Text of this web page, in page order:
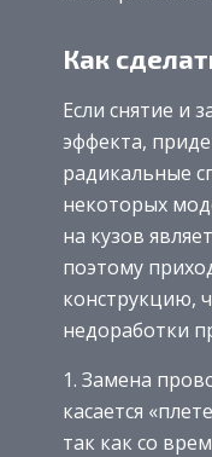
Как
Если снятие и
эффекта,
радикальные
некоторых
на кузов
поэтому
конструкцию,
недоработки
Замена
касается
так как со